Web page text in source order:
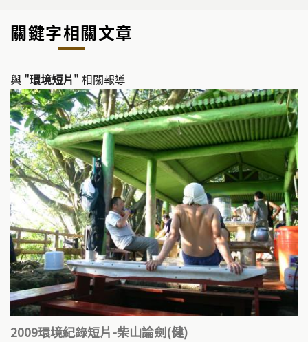
y
Li
k o
k
關鍵字相關文章
與 "環境短片" 相關報導
2009環境紀錄短片-柴山論劍(健)